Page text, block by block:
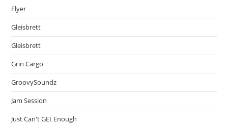
Flyer
Gleisbrett
Gleisbrett
Grin Cargo
GroovySoundz
Jam Session
Just Can't GEt Enough